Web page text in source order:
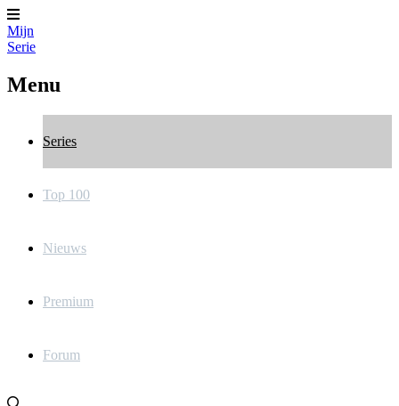
Mijn
Serie
Menu
Series
Top 100
Nieuws
Premium
Forum